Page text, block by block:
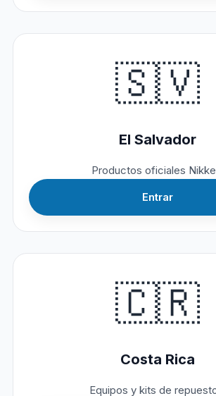
🇸🇻
El Salvador
Productos oficiales
Entrar
🇨🇷
Costa Rica
Equipos y kits de